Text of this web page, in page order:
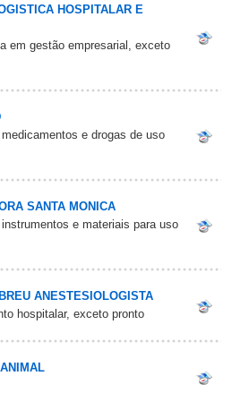
HOSPITALAR E
em gestão empresarial, exceto
e drogas de uso
SANTA MONICA
e materiais para uso
ANESTESIOLOGISTA
hospitalar, exceto pronto